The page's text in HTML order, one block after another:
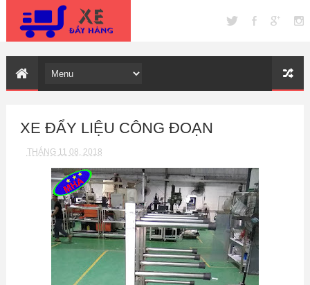
XE ĐẨY LIỆU CÔNG ĐOẠN
THÁNG 11 08, 2018